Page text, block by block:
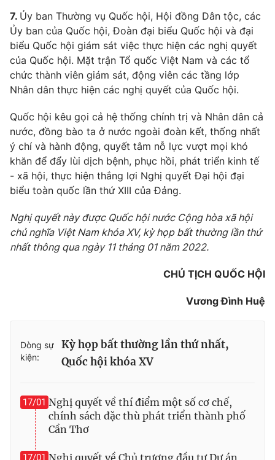
7. Ủy ban Thường vụ Quốc hội, Hội đồng Dân tộc, các
Ủy ban của Quốc hội, Đoàn đại biểu Quốc hội và đại
biểu Quốc hội giám sát việc thực hiện các nghị quyết
của Quốc hội. Mặt trận Tổ quốc Việt Nam và các tổ
chức thành viên giám sát, động viên các tầng lớp
Nhân dân thực hiện các nghị quyết của Quốc hội.
Quốc hội kêu gọi cả hệ thống chính trị và Nhân dân cả
nước, đồng bào ta ở nước ngoài đoàn kết, thống nhất
ý chí và hành động, quyết tâm nỗ lực vượt mọi khó
khăn để đẩy lùi dịch bệnh, phục hồi, phát triển kinh tế
- xã hội, thực hiện thắng lợi Nghị quyết Đại hội đại
biểu toàn quốc lần thứ XIII của Đảng.
Nghị quyết này được Quốc hội nước Cộng hòa xã hội
chủ nghĩa Việt Nam khóa XV, kỳ họp bất thường lần thứ
nhất thông qua ngày 11tháng 01 năm 2022.
CHỦ TỊCH QUỐC HỘI
Vương Đình Huệ
Dòng sự
kiện:
Kỳ họp bất thường lần thứ nhất,
Quốc hội khóa XV
17/01 Nghị quyết về thí điểm một số cơ chế,
chính sách đặc thù phát triển thành phố
Cần Thơ
17/01 Nghị quyết về Chủ trương đầu tư Dự án